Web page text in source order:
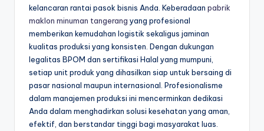
kelancaran rantai pasok bisnis Anda. Keberadaan pabrik
maklon minuman tangerang yang profesional
memberikan kemudahan logistik sekaligus jaminan
kualitas produksi yang konsisten. Dengan dukungan
legalitas BPOM dan sertifikasi Halal yang mumpuni,
setiap unit produk yang dihasilkan siap untuk bersaing di
pasar nasional maupun internasional. Profesionalisme
dalam manajemen produksi ini mencerminkan dedikasi
Anda dalam menghadirkan solusi kesehatan yang aman,
efektif, dan berstandar tinggi bagi masyarakat luas.